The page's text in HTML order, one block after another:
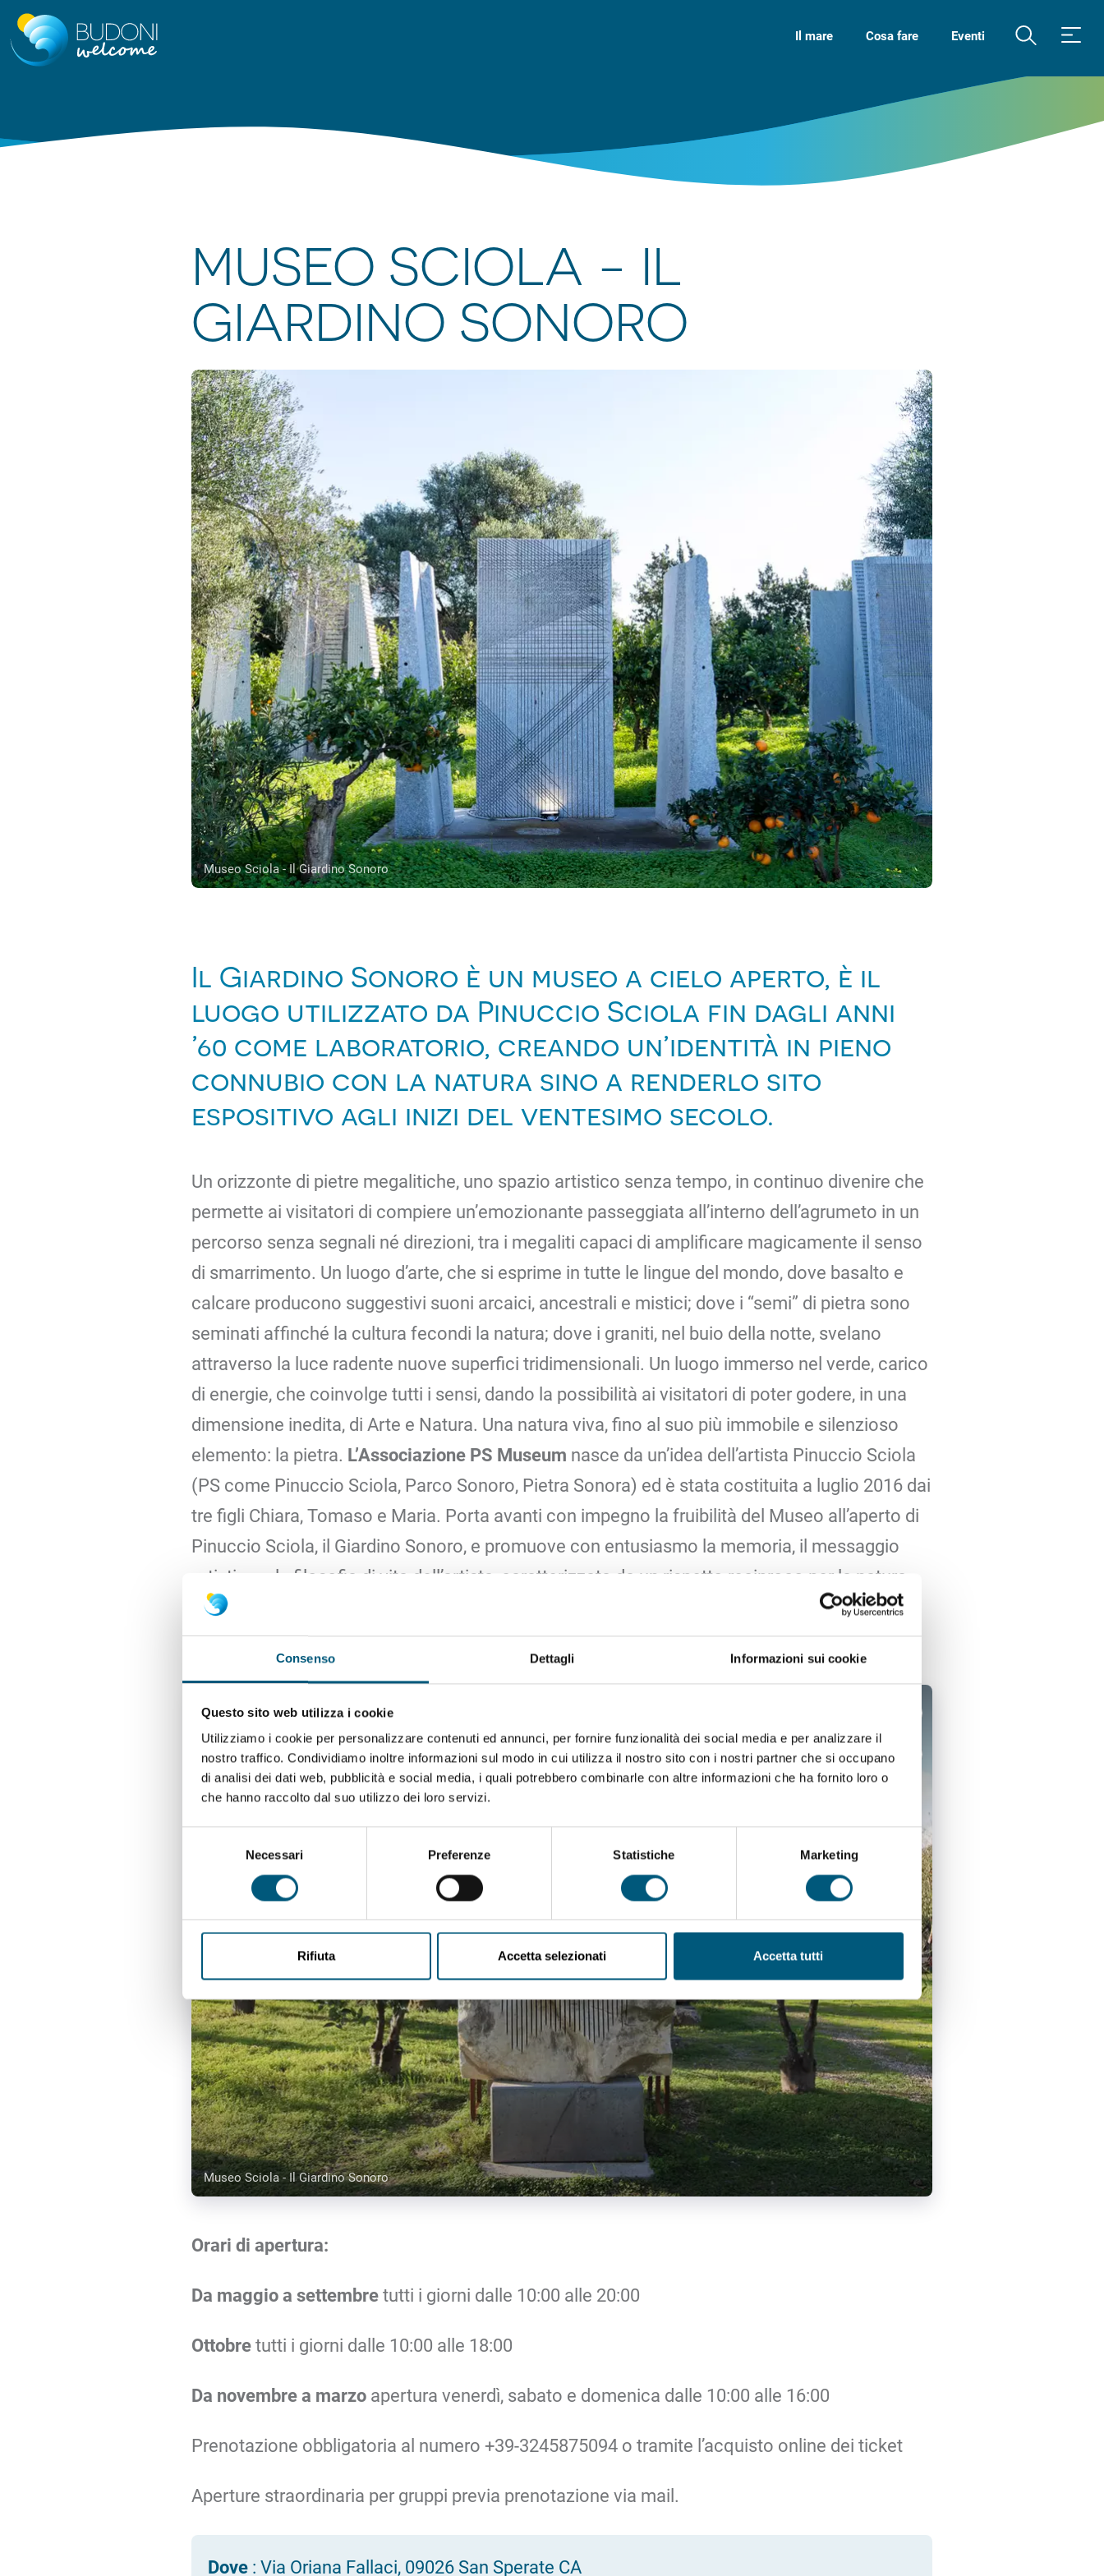
Consenso Dettagli Informazioni sui cookie
Questo sito web utilizza i cookie
Utilizziamo i cookie per personalizzare contenuti ed annunci, per fornire funzionalità dei social media e per analizzare il
nostro traffico. Condividiamo inoltre informazioni sul modo in cui utilizza il nostro sito con i nostri partner che si occupano
di analisi dei dati web, pubblicità e social media, i quali potrebbero combinarle con altre informazioni che ha fornito loro o
che hanno raccolto dal suo utilizzo dei loro servizi.
Necessari Preferenze Statistiche Marketing
Rifiuta Accetta selezionati Accetta tutti
Il mare Cosa fare Eventi
MUSEO SCIOLA - IL
GIARDINO SONORO
Museo Sciola - Il Giardino Sonoro
Il Giardino Sonoro è un museo a cielo aperto, è il
luogo utilizzato da Pinuccio Sciola fin dagli anni
’60 come laboratorio, creando un’identità in pieno
connubio con la natura sino a renderlo sito
espositivo agli inizi del ventesimo secolo.
Un orizzonte di pietre megalitiche, uno spazio artistico senza tempo, in continuo divenire che
permette ai visitatori di compiere un’emozionante passeggiata all’interno dell’agrumeto in un
percorso senza segnali né direzioni, tra i megaliti capaci di amplificare magicamente il senso
di smarrimento. Un luogo d’arte, che si esprime in tutte le lingue del mondo, dove basalto e
calcare producono suggestivi suoni arcaici, ancestrali e mistici; dove i “semi” di pietra sono
seminati affinché la cultura fecondi la natura; dove i graniti, nel buio della notte, svelano
attraverso la luce radente nuove superfici tridimensionali. Un luogo immerso nel verde, carico
di energie, che coinvolge tutti i sensi, dando la possibilità ai visitatori di poter godere, in una
dimensione inedita, di Arte e Natura. Una natura viva, fino al suo più immobile e silenzioso
elemento: la pietra. L’Associazione PS Museum nasce da un’idea dell’artista Pinuccio Sciola
(PS come Pinuccio Sciola, Parco Sonoro, Pietra Sonora) ed è stata costituita a luglio 2016 dai
tre figli Chiara, Tomaso e Maria. Porta avanti con impegno la fruibilità del Museo all’aperto di
Pinuccio Sciola, il Giardino Sonoro, e promuove con entusiasmo la memoria, il messaggio
artistico e la filosofia di vita dell’artista, caratterizzata da un rispetto reciproco per la natura
che, in questo luogo fuori dal tempo, ritorna a vivere in tutte le sue sfaccettature intrinseche
ed estetiche.
Museo Sciola - Il Giardino Sonoro
Orari di apertura:
Da maggio a settembretutti i giorni dalle 10:00 alle 20:00
Ottobretutti i giorni dalle 10:00 alle 18:00
Da novembre a marzo apertura venerdì, sabato e domenica dalle 10:00 alle 16:00
Prenotazione obbligatoria al numero +39-3245875094 o tramite l’acquisto online dei ticket
Aperture straordinaria per gruppi previa prenotazione via mail.
Dove : Via Oriana Fallaci, 09026 San Sperate CA